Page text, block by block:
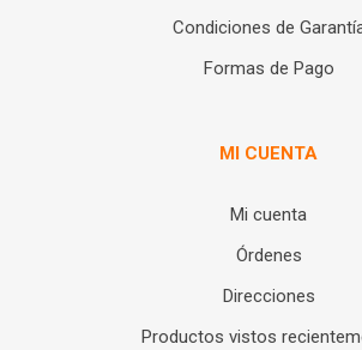
Condiciones de
Formas de Pago
MI CUENTA
Mi cuenta
Órdenes
Direcciones
Productos vistos